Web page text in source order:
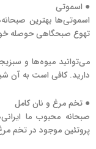
● اسموتی
اسموتی‌ها بهترین
تهوع صبحگاهی حوصله
می‌توانید میوه‌ها و
دارید. کافی است به آن
● تخم مرغ و نان کامل
صبحانه محبوب ما
پروتئین موجود در تخم